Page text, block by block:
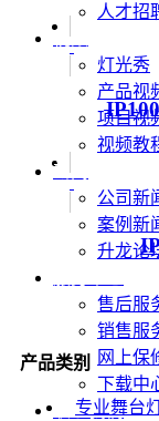
人才招
视频
灯光秀
产品视
项目视
视频教
新闻
公司新
案例新
升龙论
售后服
销售服
网上保
下载中
联系我们
产品类别
专业舞台